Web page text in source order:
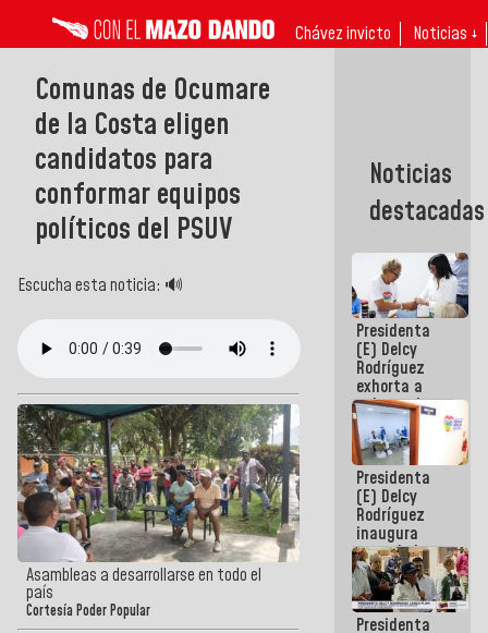
Chávez invicto Noticias ↓
Comunas de Ocumare
de la Costa eligen
candidatos para
conformar equipos
políticos del PSUV
Escucha esta noticia: 🔊
Asambleas a desarrollarse en todo el
país
Cortesía Poder Popular
Noticias
destacadas
Presidenta
(E) Delcy
Rodríguez
exhorta a
gobernadores
y alcaldes a
edificar
casas para
abuelos
Presidenta
(E) Delcy
Rodríguez
inaugura
casa de los
Abuelos
Primavera
en Caracas
Presidenta